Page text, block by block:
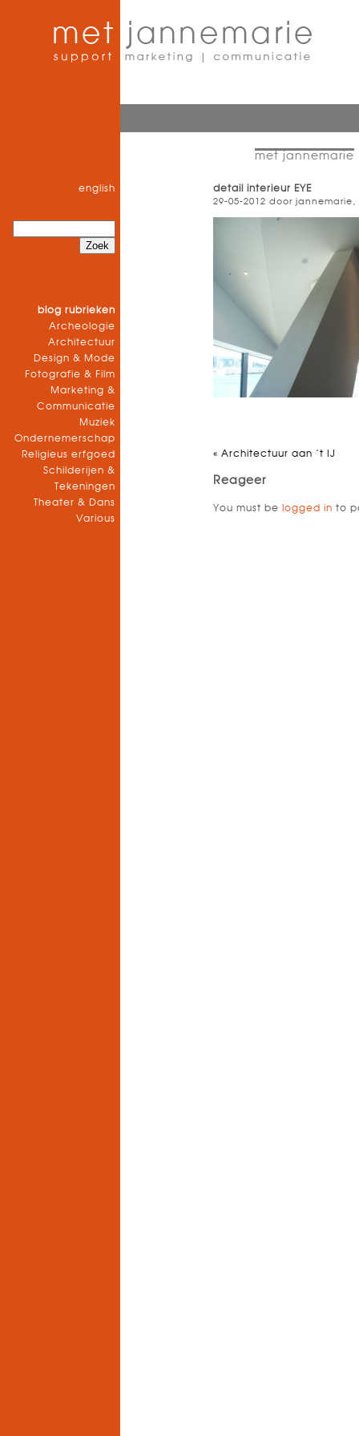
english
blog rubrieken
Archeologie
Architectuur
Design & Mode
Fotografie & Film
Marketing &
Communicatie
Muziek
Ondernemerschap
Religieus erfgoed
Schilderijen &
Tekeningen
Theater & Dans
Various
met jannemarie
detail interieur EYE
29-05-2012 door jannemarie,
« Architectuur aan ’t IJ
Reageer
You must be logged in to